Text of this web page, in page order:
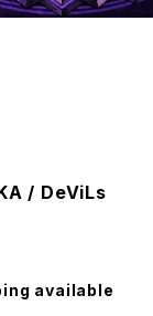
/ DeViLs
available